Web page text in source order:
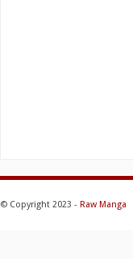
© Copyright 2023 - Raw Manga